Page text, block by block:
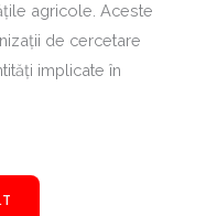
agricole. Aceste
de cercetare
implicate în